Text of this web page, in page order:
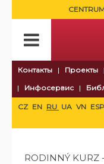
Контакты Проекты
Инфосервис
CZ EN RU UA VN ESP
RODINNÝ KURZ